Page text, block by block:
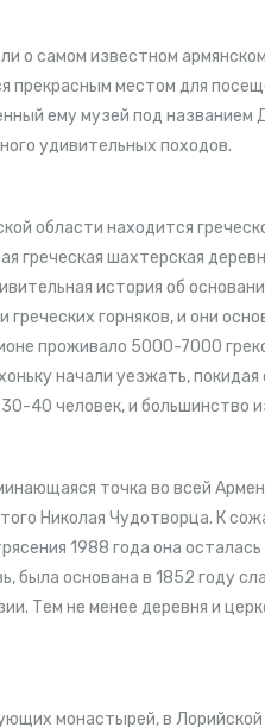
о самом известном
прекрасным местом для
ему музей под названием
удивительных походов.
области находится
греческая шахтерская
история об
греческих горняков, и они
проживало 5000-7000
начали уезжать,
40 человек, и большинство
точка во всей
Николая Чудотворца. К
1988 года она
была основана в 1852 году
Тем не менее деревня и
монастырей, в